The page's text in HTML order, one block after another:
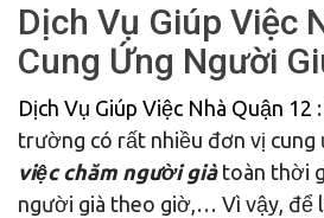
Dịch Vụ Giúp Việc
Cung Ứng Người
Dịch Vụ Giúp Việc Nhà Quận 12
trường có rất nhiều đơn vị cung
việc chăm người giàtoàn thời
người già theo giờ,… Vì vậy, để